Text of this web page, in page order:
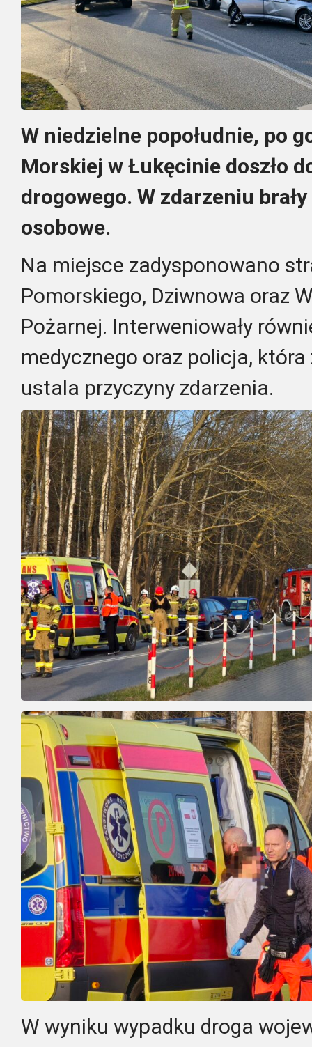
W niedzielne popołudnie, po
Morskiej w Łukęcinie doszło
drogowego. W zdarzeniu
osobowe.
Na miejsce zadysponowano
Pomorskiego, Dziwnowa oraz
Pożarnej. Interweniowały
medycznego oraz policja,
ustala przyczyny zdarzenia.
W wyniku wypadku droga